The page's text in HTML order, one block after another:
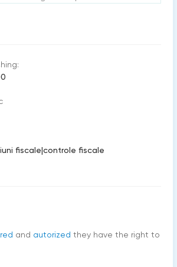
fiscale|controle fiscale
and autorized they have the right to